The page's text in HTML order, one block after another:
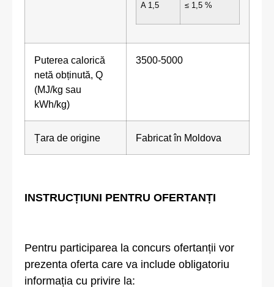
A 1,5 ≤ 1,5 %
Puterea calorică
netă obținută, Q
(MJ/kg sau
kWh/kg)
3500-5000
Țara de origine Fabricat în Moldova
INSTRUCȚIUNI PENTRU OFERTANȚI
Pentru participarea la concurs ofertanții vor
prezenta oferta care va include obligatoriu
informația cu privire la: